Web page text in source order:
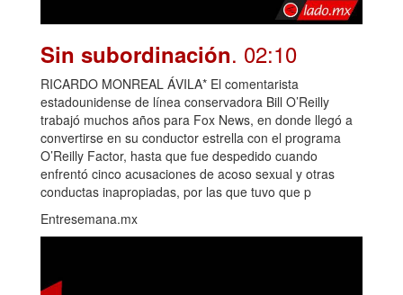
Sin subordinación. 02:10
RICARDO MONREAL ÁVILA* El comentarista
estadounidense de línea conservadora Bill O’Reilly
trabajó muchos años para Fox News, en donde llegó a
convertirse en su conductor estrella con el programa
O’Reilly Factor, hasta que fue despedido cuando
enfrentó cinco acusaciones de acoso sexual y otras
conductas inapropiadas, por las que tuvo que p
Entresemana.mx